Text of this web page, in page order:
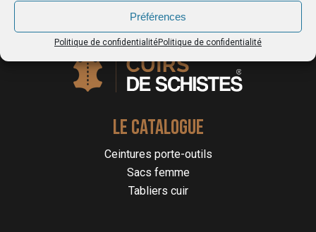
Préférences
Politique de confidentialitéPolitique de confidentialité
LE CATALOGUE
Ceintures porte-outils
Sacs femme
Tabliers cuir